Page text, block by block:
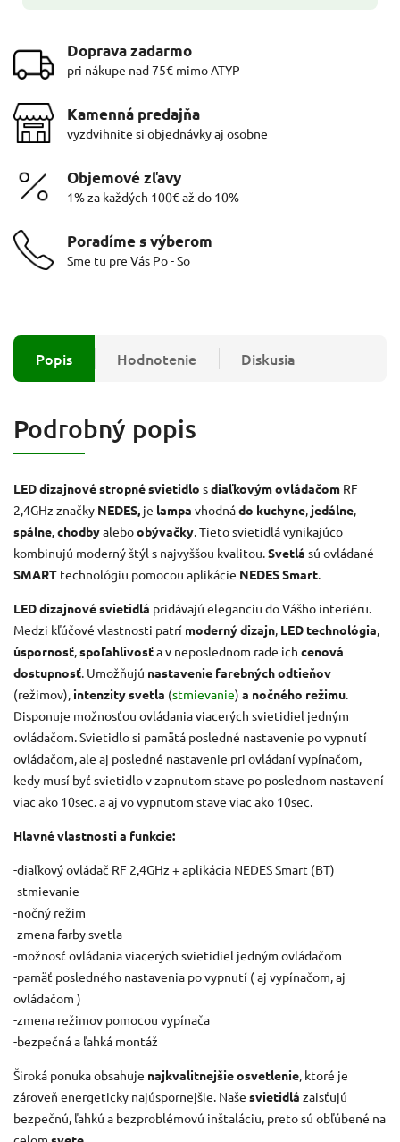
Doprava zadarmo
pri nákupe nad 75€ mimo ATYP
Kamenná predajňa
vyzdvihnite si objednávky aj osobne
Objemové zľavy
1% za každých 100€ až do 10%
Poradíme s výberom
Sme tu pre Vás Po - So
Popis Hodnotenie Diskusia
Podrobný popis
LED dizajnové stropné svietidlo sdiaľkovým ovládačom RF
2,4GHz značky NEDES, je lampa vhodnádo kuchyne jedálne
spálne, chodbyaleboobývačky . Tieto svietidlá vynikajúco
kombinujú moderný štýl s najvyššou kvalitou. Svetlá sú ovládané
SMART technológiu pomocou aplikácie NEDES Smart
LEDdizajnové svietidlá pridávajú eleganciu do Vášho interiéru.
Medzi kľúčové vlastnosti patrí moderný dizajn LED technológia
úspornosť spoľahlivosťa v neposlednom rade ich cenová
dostupnosť . Umožňujú nastavenie farebných odtieňov
(režimov), intenzity svetla (stmievanie) a nočného režimu
Disponuje možnosťou ovládania viacerých svietidiel jedným
ovládačom. Svietidlo si pamätá posledné nastavenie po vypnutí
ovládačom, ale aj posledné nastavenie pri ovládaní vypínačom,
kedy musí byť svietidlo v zapnutom stave po poslednom nastavení
viac ako 10sec. a aj vo vypnutom stave viac ako 10sec.
Hlavné vlastnosti a funkcie:
-diaľkový ovládač RF 2,4GHz + aplikácia NEDES Smart (BT)
-stmievanie
-nočný režim
-zmena farby svetla
-možnosť ovládania viacerých svietidiel jedným ovládačom
-pamäť posledného nastavenia po vypnutí ( aj vypínačom, aj
ovládačom )
-zmena režimov pomocou vypínača
-bezpečná a ľahká montáž
Široká ponuka obsahuje najkvalitnejšie osvetlenie , ktoré je
zároveň energeticky najúspornejšie. Naše svietidlá zaisťujú
bezpečnú, ľahkú a bezproblémovú inštaláciu, preto sú obľúbené na